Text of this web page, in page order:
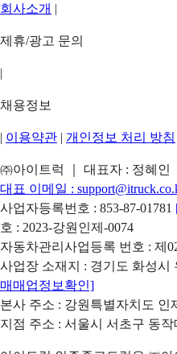
회사소개 |
제휴/광고 문의
|
채용정보
| 이용약관 | 개인정보 처리 방침
㈜아이트럭 ｜ 대표자 : 정혜인
대표 이메일 :
사업자등록번호 : 853-87-01781
호 : 2023-강원인제-0074
자동차관리사업등록 번호 : 제
사업장 소재지 : 경기도 화성시
매매업정보확인]
본사 주소 : 강원특별자치도 인
지점 주소 : 서울시 서초구 동